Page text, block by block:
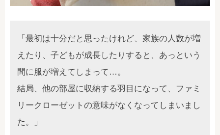
「最初は十分だと思ったけれど、家族の人数が増
えたり、子どもが成長したりすると、あっという
間に服が増えてしまって…。
結局、他の部屋に収納する羽目になって、ファミ
リークローゼットの意味がなくなってしまいまし
た。」